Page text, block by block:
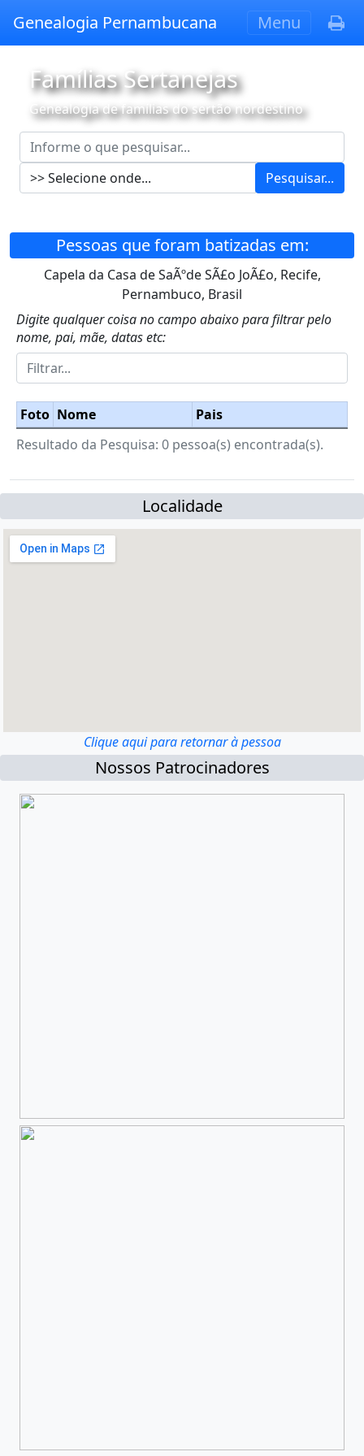
Genealogia Pernambucana Menu
Famílias Sertanejas
Genealogia de famílias do sertão nordestino
Pesquisar...
Pessoas que foram batizadas em:
Capela da Casa de SaÃºde SÃ£o JoÃ£o, Recife,
Pernambuco, Brasil
Digite qualquer coisa no campo abaixo para filtrar pelo
nome, pai, mãe, datas etc:
Foto Nome
Pais
Resultado da Pesquisa: 0 pessoa(s) encontrada(s).
Localidade
Clique aqui para retornar à pessoa
Nossos Patrocinadores